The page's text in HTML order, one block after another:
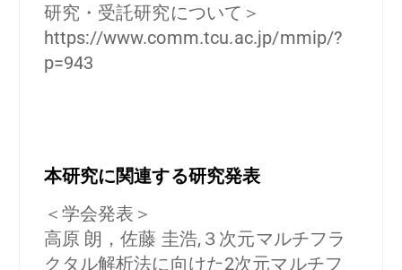
研究・受託研究について＞
https://www.comm.tcu.ac.jp/mmip/?
p=943
本研究に関連する研究発表
＜学会発表＞
高原 朗，佐藤 圭浩,３次元マルチフラ
クタル解析法に向けた2次元マルチフ